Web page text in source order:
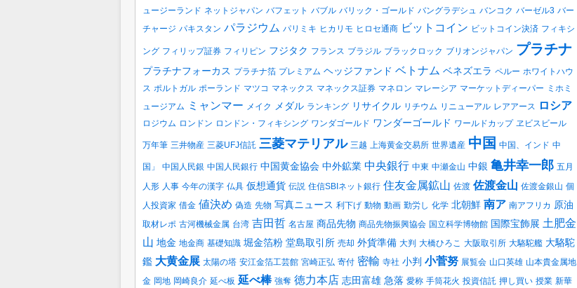
ュージーランド ネットジャパン バフェット バブル バリック・ゴールド バングラデシュ バンコク バーゼル3 バー
チャージ パキスタン パラジウム パリミキ ヒカリモ ヒロセ通商 ビットコイン ビットコイン決済 フィキシ
ング フィリップ証券 フィリピン フジタク フランス ブラジル ブラックロック ブリオンジャパン プラチナ
プラチナフォーカス プラチナ箔 プレミアム ヘッジファンド ベトナム ベネズエラ ペルー ホワイトハウ
ス ポルトガル ポーランド マツコ マネックス マネックス証券 マネロン マレーシア マーケットディーパー ミホミ
ュージアム
ミャンマー メイク メダル ランキング リサイクル リチウム リニューアル レアアース ロシア
ロジウム ロンドン ロンドン・フィキシング ワンダゴールド ワンダーゴールド ワールドカップ ヱビスビール
万年筆 三井物産 三菱UFJ信託 三菱マテリアル 三越 上海黄金交易所 世界遺産 中国 中国、インド 中
国」 中国人民銀 中国人民銀行 中国黄金協会 中外鉱業 中央銀行 中東 中瀬金山 中銀 亀井幸一郎 五月
人形 人事 今年の漢字 仏具 仮想通貨 伝説 住信SBIネット銀行 住友金属鉱山 佐渡 佐渡金山 佐渡金銀山 個
人投資家 借金 値決め 偽造 先物 写真ニュース 利下げ 動物 動画 勤労し 化学 北朝鮮 南ア 南アフリカ 原油
取材レポ 古河機械金属 台湾 吉田哲 名古屋 商品先物 商品先物振興協会 国立科学博物館 国際宝飾展 土肥金
山 地金 地金商 基礎知識 堀金箔粉 堂島取引所 売却 外貨準備 大判 大橋ひろこ 大阪取引所 大駱駝艦 大駱駝
鑑 大黄金展 太陽の塔 安江金箔工芸館 宮崎正弘 寄付 密輸 寺社 小判 小菅努 展覧会 山口英雄 山本貴金属地
金 岡地 岡崎良介 延べ板 延べ棒 強奪 徳力本店 志田富雄 急落 愛称 手筒花火 投資信託 押し買い 授業 新華